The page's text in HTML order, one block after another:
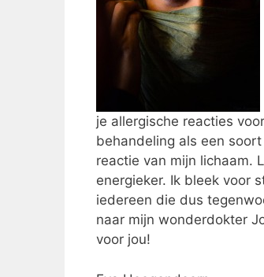
je allergische reacties
behandeling als een
reactie van mijn lichaam.
energieker. Ik bleek voor
iedereen die dus
naar mijn wonderdokter
voor jou!